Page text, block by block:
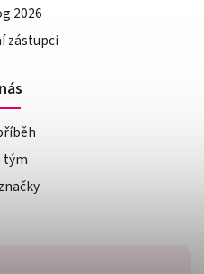
2026
zástupci
tým